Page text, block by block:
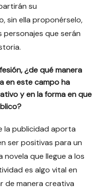
su
sin ella proponérselo,
personajes que serán
¿de qué manera
en este campo ha
y en la forma en que
la publicidad aporta
ser positivas para un
que llegue a los
es algo vital en
de manera creativa